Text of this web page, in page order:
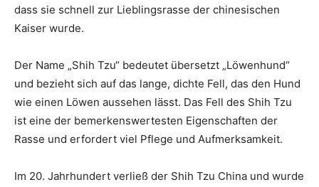
dass sie schnell zur Lieblingsrasse der chinesischen
Kaiser wurde.
Der Name „Shih Tzu“ bedeutet übersetzt „Löwenhund“
und bezieht sich auf das lange, dichte Fell, das den Hund
wie einen Löwen aussehen lässt. Das Fell des Shih Tzu
ist eine der bemerkenswertesten Eigenschaften der
Rasse und erfordert viel Pflege und Aufmerksamkeit.
Im 20. Jahrhundert verließ der Shih Tzu China und wurde